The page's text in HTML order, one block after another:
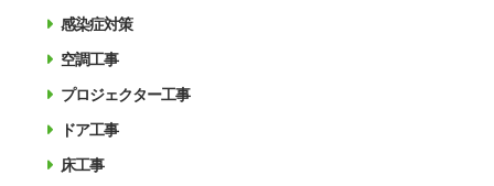
感染症対策
空調工事
プロジェクター工事
ドア工事
床工事